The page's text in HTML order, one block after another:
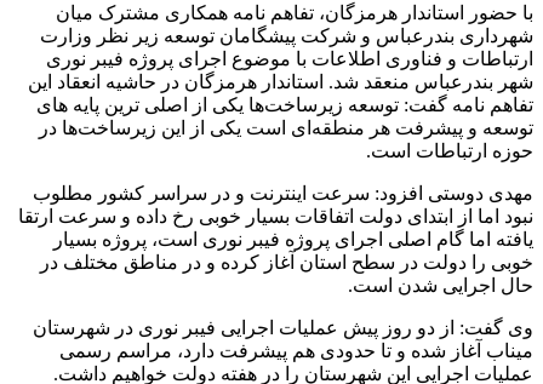
با حضور استاندار هرمزگان، تفاهم نامه همکاری مشترک میان
شهرداری بندرعباس و شرکت پیشگامان توسعه زیر نظر وزارت
ارتباطات و فناوری اطلاعات با موضوع اجرای پروژه فیبر نوری
شهر بندرعباس منعقد شد. استاندار هرمزگان در حاشیه انعقاد این
تفاهم نامه گفت: توسعه زیرساخت‌ها یکی از اصلی ترین پایه های
توسعه و پیشرفت هر منطقه‌ای است یکی از این زیرساخت‌ها در
حوزه ارتباطات است.
مهدی دوستی افزود: سرعت اینترنت و در سراسر کشور مطلوب
نبود اما از ابتدای دولت اتفاقات بسیار خوبی رخ داده و سرعت ارتقا
یافته اما گام اصلی اجرای پروژه فیبر نوری است، پروژه بسیار
خوبی را دولت در سطح استان آغاز کرده و در مناطق مختلف در
حال اجرایی شدن است.
وی گفت: از دو روز پیش عملیات اجرایی فیبر نوری در شهرستان
میناب آغاز شده و تا حدودی هم پیشرفت دارد، مراسم رسمی
عملیات اجرایی این شهرستان را در هفته دولت خواهیم داشت.